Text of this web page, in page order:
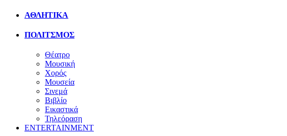
ΑΘΛΗΤΙΚΑ
ΠΟΛΙΤΣΜΟΣ
Θέατρο
Μουσική
Χορός
Μουσεία
Σινεμά
Βιβλίο
Εικαστικά
Τηλεόραση
ENTERTAINMENT